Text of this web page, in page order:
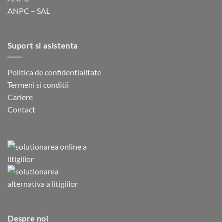
ANPC – SAL
Suport si asistenta
Politica de confidentialitate
Termeni si conditii
Cariere
Contact
Despre noi